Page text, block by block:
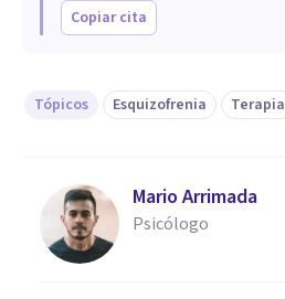
Copiar cita
Tópicos Esquizofrenia Terapia
Mario Arrimada
Psicólogo